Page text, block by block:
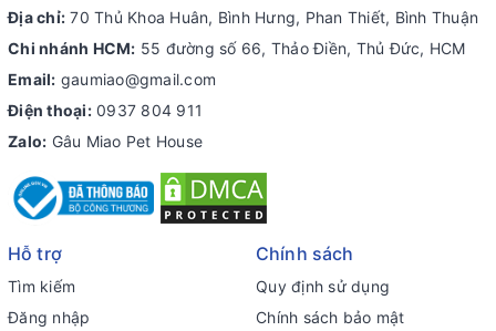
Địa chỉ: 70 Thủ Khoa Huân, Bình Hưng, Phan Thiết, Bình Thuận
Chi nhánh HCM: 55 đường số 66, Thảo Điền, Thủ Đức, HCM
Email: gaumiao@gmail.com
Điện thoại: 0937 804 911
Zalo: Gâu Miao Pet House
Hỗ trợ
Tìm kiếm
Đăng nhập
Chính sách
Quy định sử dụng
Chính sách bảo mật